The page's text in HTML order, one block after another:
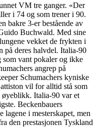
VM tre ganger. «Der
i 74 og som trener i 90.
bakre 3-er bestående av
Buchwald. Med sine
vekket de frykten i
på deres halvdel. Italia-90
som vant pokaler og ikke
angrep på
Schumachers kyniske
vil for alltid stå som
øyeblikk. Italia-90 var et
Beckenbauers
lagene i mesterskapet, men
den prestasjonen Tyskland